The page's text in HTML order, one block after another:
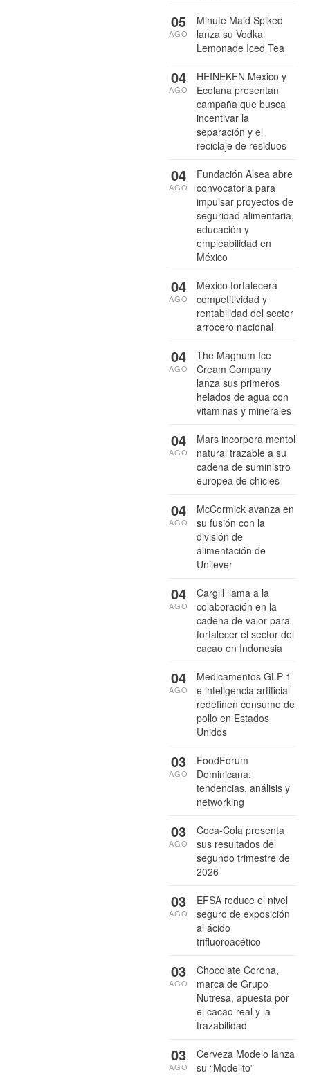
Minute Maid Spiked
lanza su Vodka
Lemonade Iced Tea
05
AGO
HEINEKEN México y
Ecolana presentan
campaña que busca
incentivar la
separación y el
reciclaje de residuos
04
AGO
Fundación Alsea abre
convocatoria para
impulsar proyectos de
seguridad alimentaria,
educación y
empleabilidad en
México
04
AGO
México fortalecerá
competitividad y
rentabilidad del sector
arrocero nacional
04
AGO
The Magnum Ice
Cream Company
lanza sus primeros
helados de agua con
vitaminas y minerales
04
AGO
Mars incorpora mentol
natural trazable a su
cadena de suministro
europea de chicles
04
AGO
McCormick avanza en
su fusión con la
división de
alimentación de
Unilever
04
AGO
Cargill llama a la
colaboración en la
cadena de valor para
fortalecer el sector del
cacao en Indonesia
04
AGO
Medicamentos GLP-1
e inteligencia artificial
redefinen consumo de
pollo en Estados
Unidos
04
AGO
FoodForum
Dominicana:
tendencias, análisis y
networking
03
AGO
Coca-Cola presenta
sus resultados del
segundo trimestre de
2026
03
AGO
EFSA reduce el nivel
seguro de exposición
al ácido
trifluoroacético
03
AGO
Chocolate Corona,
marca de Grupo
Nutresa, apuesta por
el cacao real y la
trazabilidad
03
AGO
Cerveza Modelo lanza
su “Modelito”
03
AGO